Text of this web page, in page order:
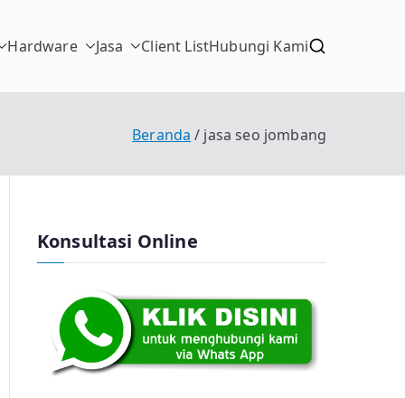
Hardware Jasa Client ListHubungi Kami
Beranda jasa seo jombang
Konsultasi Online